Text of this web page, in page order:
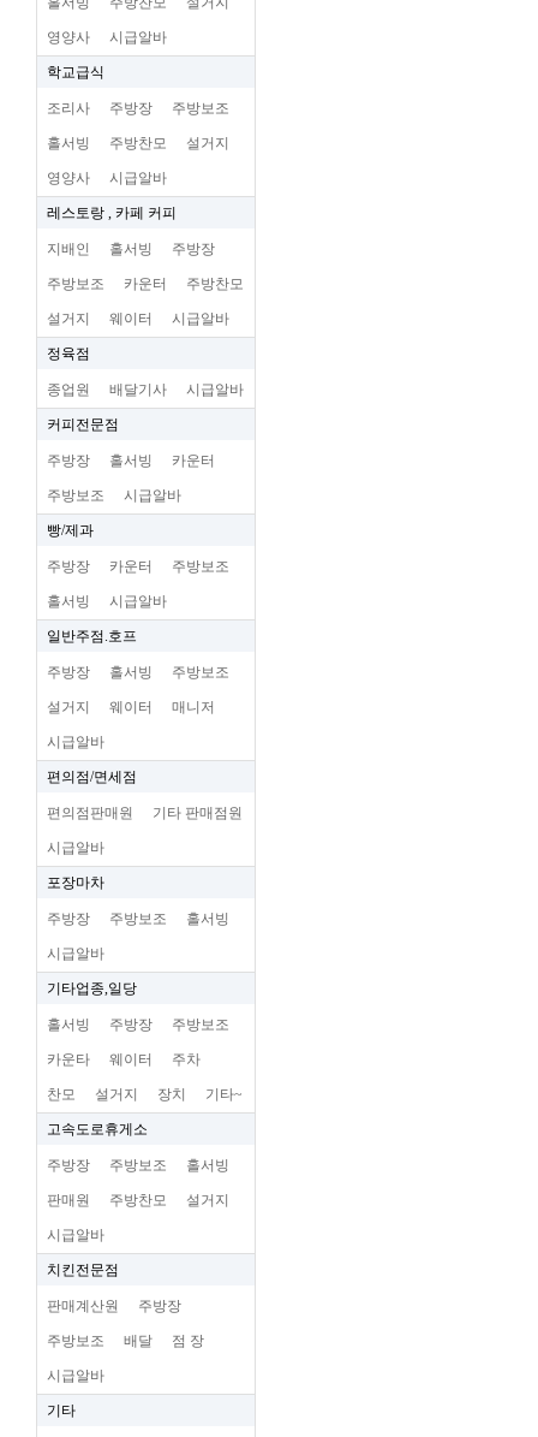
영양사 시급알바
학교급식
조리사 주방장 주방보조
홀서빙 주방찬모 설거지
영양사 시급알바
레스토랑 , 카페 커피
지배인 홀서빙 주방장
주방보조 카운터 주방찬모
설거지 웨이터 시급알바
정육점
종업원 배달기사 시급알바
커피전문점
주방장 홀서빙 카운터
주방보조 시급알바
빵/제과
주방장 카운터 주방보조
홀서빙 시급알바
일반주점.호프
주방장 홀서빙 주방보조
설거지 웨이터 매니저
시급알바
편의점/면세점
편의점판매원 기타 판매점원
시급알바
포장마차
주방장 주방보조 홀서빙
시급알바
기타업종,일당
홀서빙 주방장 주방보조
카운타 웨이터 주차
찬모 설거지 장치 기타~
고속도로휴게소
주방장 주방보조 홀서빙
판매원 주방찬모 설거지
시급알바
치킨전문점
판매계산원 주방장
주방보조 배달 점 장
시급알바
기타